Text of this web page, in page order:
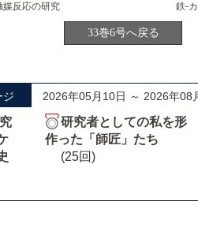
媒反応の研究
33巻6号へ戻る
ジ 2026年05月10日 ～ 2026年08
研究者としての私を形
作った「師匠」たち
(25回)